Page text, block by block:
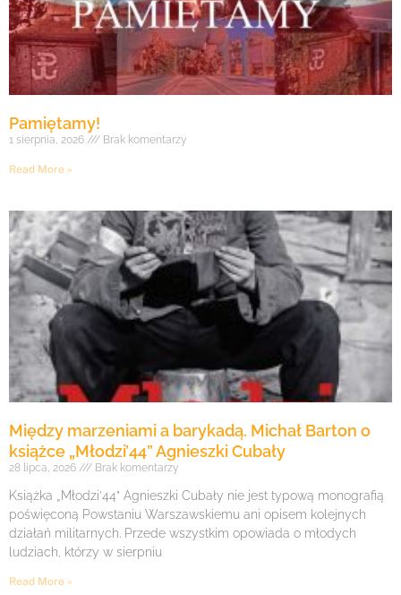
Pamiętamy!
1 sierpnia, 2026 Brak komentarzy
Read More »
Między marzeniami a barykadą. Michał Barton o
książce „Młodzi’44” Agnieszki Cubały
28 lipca, 2026 Brak komentarzy
Książka „Młodzi’44” Agnieszki Cubały nie jest typową monografią
poświęconą Powstaniu Warszawskiemu ani opisem kolejnych
działań militarnych. Przede wszystkim opowiada o młodych
ludziach, którzy w sierpniu
Read More »